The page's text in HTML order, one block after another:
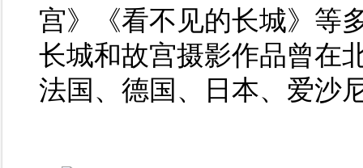
宫》《看不见的长城》等
长城和故宫摄影作品曾在
法国、德国、日本、爱沙